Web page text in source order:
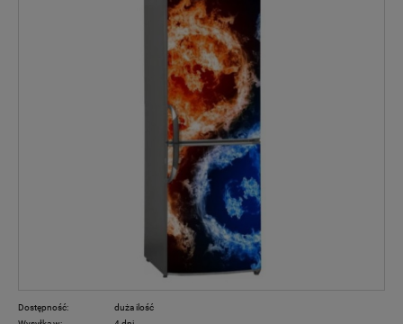
Dostępność:
duża ilość